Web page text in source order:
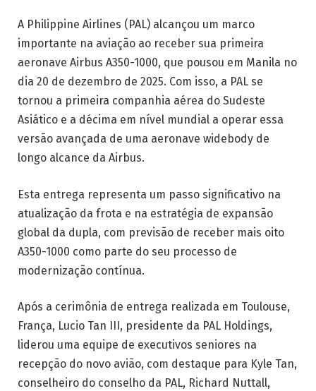
A Philippine Airlines (PAL) alcançou um marco
importante na aviação ao receber sua primeira
aeronave Airbus A350-1000, que pousou em Manila no
dia 20 de dezembro de 2025. Com isso, a PAL se
tornou a primeira companhia aérea do Sudeste
Asiático e a décima em nível mundial a operar essa
versão avançada de uma aeronave widebody de
longo alcance da Airbus.
Esta entrega representa um passo significativo na
atualização da frota e na estratégia de expansão
global da dupla, com previsão de receber mais oito
A350-1000 como parte do seu processo de
modernização contínua.
Após a cerimônia de entrega realizada em Toulouse,
França, Lucio Tan III, presidente da PAL Holdings,
liderou uma equipe de executivos seniores na
recepção do novo avião, com destaque para Kyle Tan,
conselheiro do conselho da PAL, Richard Nuttall,